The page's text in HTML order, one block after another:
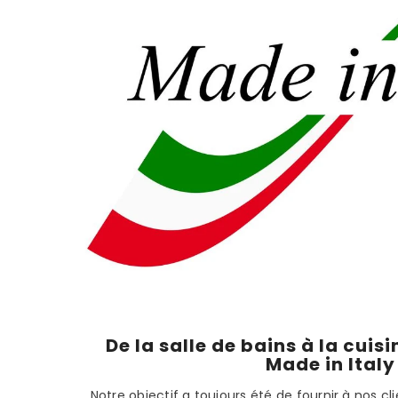
De la salle de bains à la
Made in Italy